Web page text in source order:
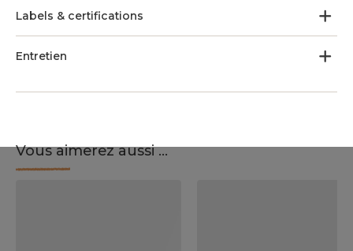
Labels & certifications
Entretien
Vous aimerez aussi ...